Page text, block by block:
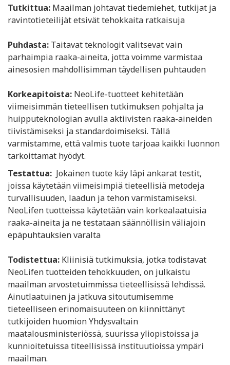
Tutkittua: Maailman johtavat tiedemiehet, tutkijat ja
ravintotieteilijät etsivät tehokkaita ratkaisuja
Puhdasta: Taitavat teknologit valitsevat vain
parhaimpia raaka-aineita, jotta voimme varmistaa
ainesosien mahdollisimman täydellisen puhtauden
Korkeapitoista: NeoLife-tuotteet kehitetään
viimeisimmän tieteellisen tutkimuksen pohjalta ja
huipputeknologian avulla aktiivisten raaka-aineiden
tiivistämiseksi ja standardoimiseksi. Tällä
varmistamme, että valmis tuote tarjoaa kaikki luonnon
tarkoittamat hyödyt.
Testattua: Jokainen tuote käy läpi ankarat testit,
joissa käytetään viimeisimpiä tieteellisiä metodeja
turvallisuuden, laadun ja tehon varmistamiseksi.
NeoLifen tuotteissa käytetään vain korkealaatuisia
raaka-aineita ja ne testataan säännöllisin väliajoin
epäpuhtauksien varalta
Todistettua: Kliinisiä tutkimuksia, jotka todistavat
NeoLifen tuotteiden tehokkuuden, on julkaistu
maailman arvostetuimmissa tieteellisissä lehdissä.
Ainutlaatuinen ja jatkuva sitoutumisemme
tieteelliseen erinomaisuuteen on kiinnittänyt
tutkijoiden huomion Yhdysvaltain
maatalousministeriössä, suurissa yliopistoissa ja
kunnioitetuissa titeellisissä instituutioissa ympäri
maailman.